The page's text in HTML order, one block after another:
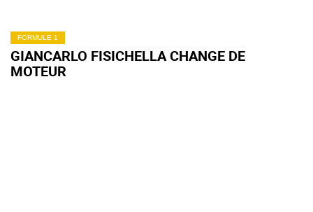
FORMULE 1
GIANCARLO FISICHELLA CHANGE DE
MOTEUR